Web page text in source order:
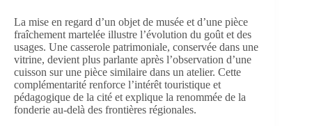
La mise en regard d’un objet de musée et d’une pièce
fraîchement martelée illustre l’évolution du goût et des
usages. Une casserole patrimoniale, conservée dans une
vitrine, devient plus parlante après l’observation d’une
cuisson sur une pièce similaire dans un atelier. Cette
complémentarité renforce l’intérêt touristique et
pédagogique de la cité et explique la renommée de la
fonderie au-delà des frontières régionales.